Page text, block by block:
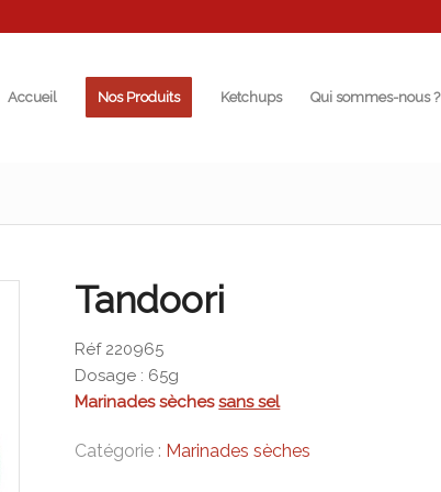
Accueil Nos Produits Ketchups Qui sommes-nous ?
Tandoori
Réf 220965
Dosage : 65g
Marinades sèchessans sel
Catégorie : Marinades sèches